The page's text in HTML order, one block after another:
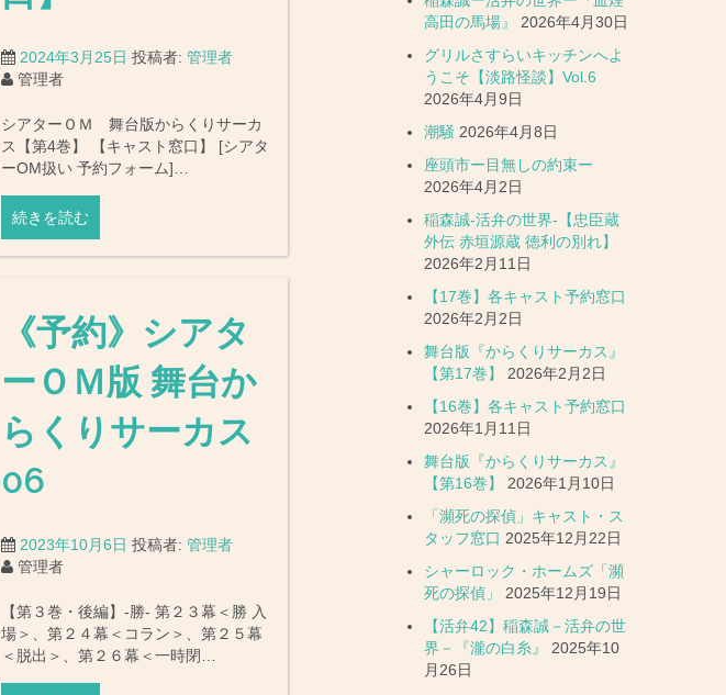
2024年3月25日 投稿者: 管理者
管理者
シアターＯＭ 舞台版からくりサーカ
ス【第4巻】 【キャスト窓口】 [シアタ
ーOM扱い 予約フォーム]…
続きを読む
《予約》シアタ
ーＯＭ版 舞台か
らくりサーカス
06
2023年10月6日 投稿者: 管理者
管理者
【第３巻・後編】-勝- 第２３幕＜勝 入
場＞、第２４幕＜コラン＞、第２５幕
＜脱出＞、第２６幕＜一時閉…
高田の馬場』
2026年4月30日
グリルさすらいキッチンへよ
うこそ【淡路怪談】Vol.6
2026年4月9日
潮騒 2026年4月8日
座頭市ー目無しの約束ー
2026年4月2日
稲森誠-活弁の世界-【忠臣蔵
外伝 赤垣源蔵 徳利の別れ】
2026年2月11日
【17巻】各キャスト予約窓口
2026年2月2日
舞台版『からくりサーカス』
【第17巻】
2026年2月2日
【16巻】各キャスト予約窓口
2026年1月11日
舞台版『からくりサーカス』
【第16巻】
2026年1月10日
「瀕死の探偵」キャスト・ス
タッフ窓口 2025年12月22日
シャーロック・ホームズ「瀕
死の探偵」
2025年12月19日
【活弁42】稲森誠－活弁の世
界－『瀧の白糸』
2025年10
月26日